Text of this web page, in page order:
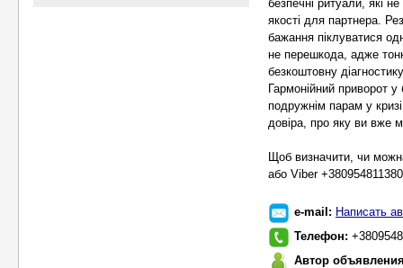
безпечні ритуали, які
якості для партнера.
бажання піклуватися
не перешкода, адже
безкоштовну
Гармонійний приворот у
подружнім парам у
довіра, про яку ви вже
Щоб визначити, чи
або Viber +380954811380
e-mail: Написать
Телефон:
Автор